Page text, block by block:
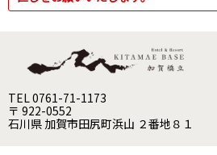
TEL 0761-71-1173
〒 922-0552
石川県 加賀市田尻町浜山 ２番地８１